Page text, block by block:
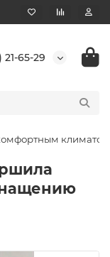
21-65-29
климатом